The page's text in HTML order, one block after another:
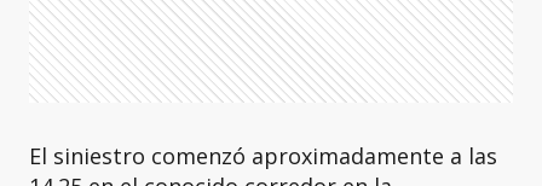
El siniestro comenzó aproximadamente a las